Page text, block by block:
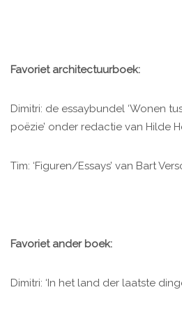
Favoriet architectuurboek:
Dimitri: de essaybundel ‘Wonen
poëzie’ onder redactie van Hilde
Tim: ‘Figuren/Essays’ van Bart
Favoriet ander boek:
Dimitri: ‘In het land der laatste